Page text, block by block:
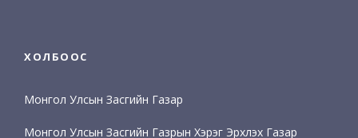
ХОЛБООС
Монгол Улсын Засгийн Газар
Монгол Улсын Засгийн Газрын Хэрэг Эрхлэх Газар